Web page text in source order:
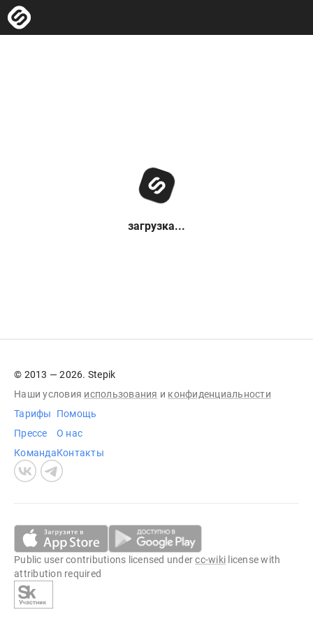
загрузка...
© 2013 — 2026. Stepik
Наши условия использования и конфиденциальности
Тарифы
Прессе
Команда
Помощь
О нас
Контакты
Public user contributions licensed undercc-wiki license with
attribution required